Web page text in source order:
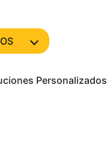
Personalizados